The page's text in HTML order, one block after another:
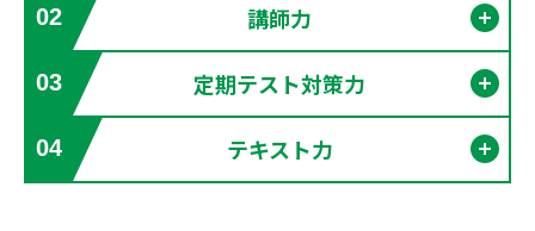
02 講師力
03 定期テスト対策力
04 テキスト力